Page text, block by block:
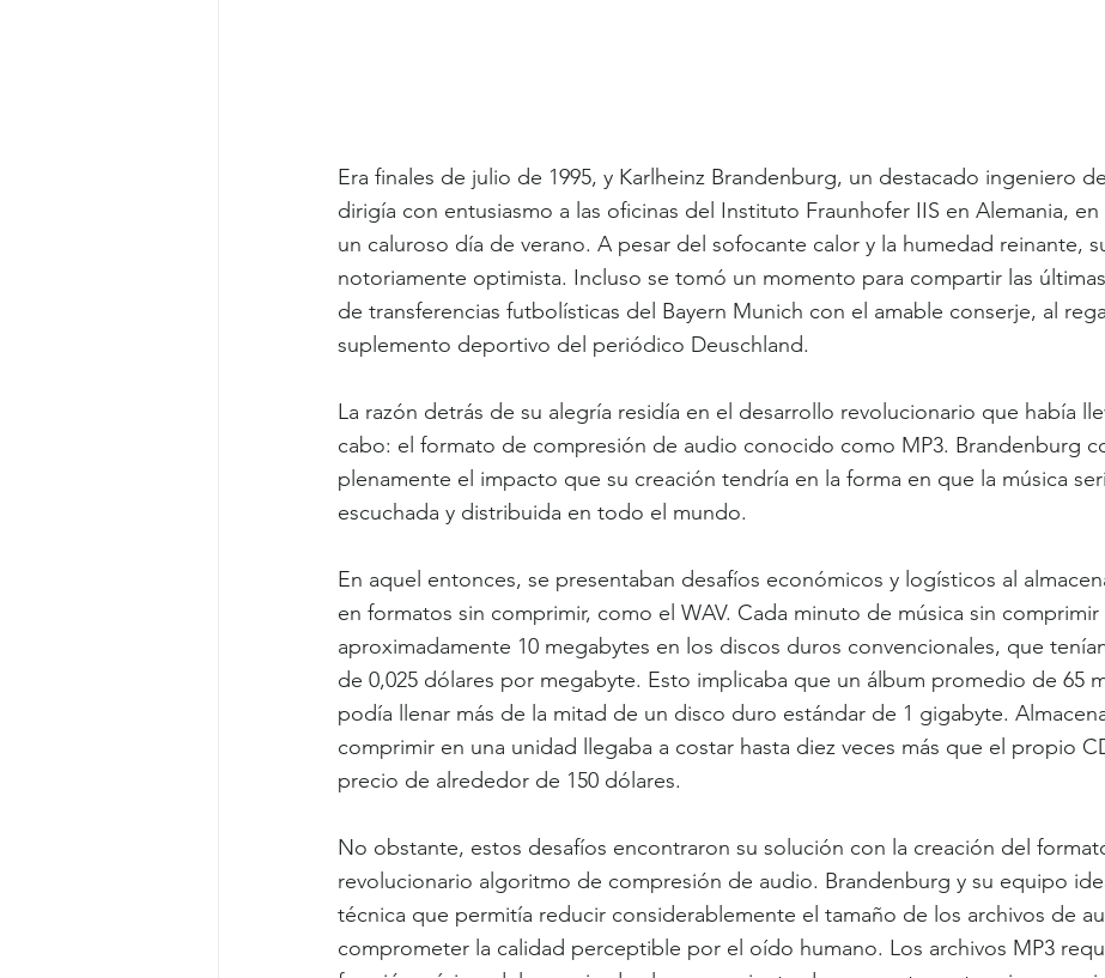
Era finales de julio de 1995, y Karlheinz Brandenburg, un destacado ingeniero
dirigía con entusiasmo a las oficinas del Instituto Fraunhofer IIS en Alemania,
un caluroso día de verano. A pesar del sofocante calor y la humedad reinante,
notoriamente optimista. Incluso se tomó un momento para compartir las
de transferencias futbolísticas del Bayern Munich con el amable conserje, al
suplemento deportivo del periódico Deuschland.
La razón detrás de su alegría residía en el desarrollo revolucionario que había
cabo: el formato de compresión de audio conocido como MP3. Brandenburg
plenamente el impacto que su creación tendría en la forma en que la música
escuchada y distribuida en todo el mundo.
En aquel entonces, se presentaban desafíos económicos y logísticos al
en formatos sin comprimir, como el WAV. Cada minuto de música sin
aproximadamente 10 megabytes en los discos duros convencionales, que
de 0,025 dólares por megabyte. Esto implicaba que un álbum promedio de 65
podía llenar más de la mitad de un disco duro estándar de 1 gigabyte.
comprimir en una unidad llegaba a costar hasta diez veces más que el propio
precio de alrededor de 150 dólares.
No obstante, estos desafíos encontraron su solución con la creación del
revolucionario algoritmo de compresión de audio. Brandenburg y su equipo
técnica que permitía reducir considerablemente el tamaño de los archivos de
comprometer la calidad perceptible por el oído humano. Los archivos MP3